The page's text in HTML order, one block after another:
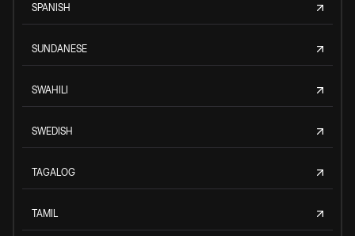
SPANISH
SUNDANESE
SWAHILI
SWEDISH
TAGALOG
TAMIL